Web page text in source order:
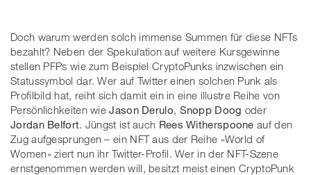
Doch warum werden solch immense Summen für diese NFTs
bezahlt? Neben der Spekulation auf weitere Kursgewinne
stellen PFPs wie zum Beispiel CryptoPunks inzwischen ein
Statussymbol dar. Wer auf Twitter einen solchen Punk als
Profilbild hat, reiht sich damit ein in eine illustre Reihe von
Persönlichkeiten wieJason Derulo, Snopp Doog oder
Jordan Belfort. Jüngst ist auch Rees Witherspoone auf den
Zug aufgesprungen – ein NFT aus der Reihe «World of
Women» ziert nun ihr Twitter-Profil. Wer in der NFT-Szene
ernstgenommen werden will, besitzt meist einen CryptoPunk